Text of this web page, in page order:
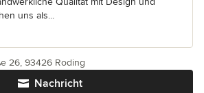
uns als...
Nachricht
26, 93426 Roding